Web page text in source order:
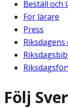
Beställ och
För lärare
Press
Följ